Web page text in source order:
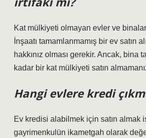
Kat mülkiyeti olmayan evler ve
İnşaatı tamamlanmamış bir ev satın
hakkınız olması gerekir. Ancak, bina
kadar bir kat mülkiyeti satın
Hangi evlere kredi
Ev kredisi alabilmek için satın almak
gayrimenkulün ikametgah olarak